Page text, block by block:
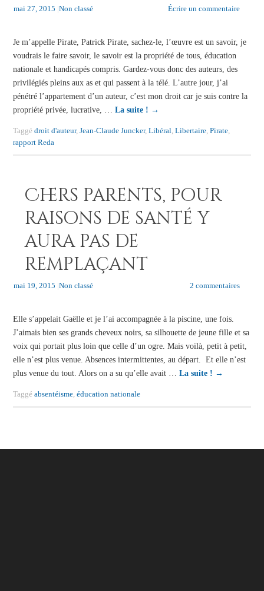
mai 27, 2015 |Non classé Écrire un commentaire
Je m’appelle Pirate, Patrick Pirate, sachez-le, l’œuvre est un savoir, je
voudrais le faire savoir, le savoir est la propriété de tous, éducation
nationale et handicapés compris. Gardez-vous donc des auteurs, des
privilégiés pleins aux as et qui passent à la télé. L’autre jour, j’ai
pénétré l’appartement d’un auteur, c’est mon droit car je suis contre la
propriété privée, lucrative, … La suite ! →
Taggé droit d'auteur, Jean-Claude Juncker, Libéral Libertaire, Pirate,
rapport Reda
Chers parents, pour
raisons de santé y
aura pas de
remplaçant
mai 19, 2015 |Non classé 2 commentaires
Elle s’appelait Gaëlle et je l’ai accompagnée à la piscine, une fois.
J’aimais bien ses grands cheveux noirs, sa silhouette de jeune fille et sa
voix qui portait plus loin que celle d’un ogre. Mais voilà, petit à petit,
elle n’est plus venue. Absences intermittentes, au départ. Et elle n’est
plus venue du tout. Alors on a su qu’elle avait … La suite ! →
Taggé absentéisme, éducation nationale